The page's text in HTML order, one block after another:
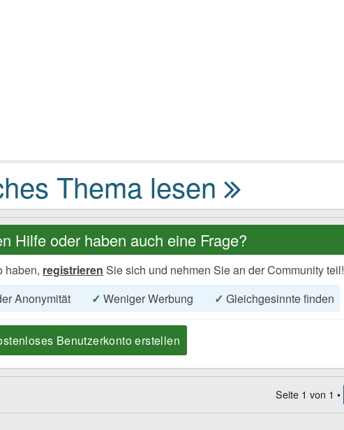
Hilfe oder haben auch eine Frage?
haben, registrieren Sie sich und nehmen Sie an der Community teil!
Anonymität ✓ Weniger Werbung ✓ Gleichgesinnte finden
Benutzerkonto erstellen
Seite 1 von 1 •